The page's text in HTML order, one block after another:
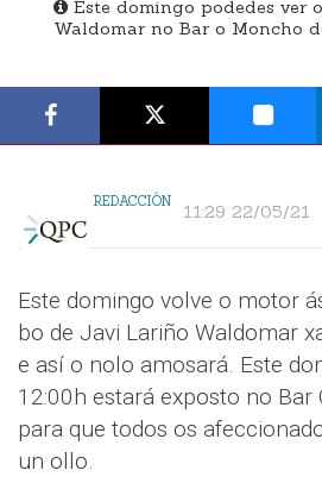
Este domingo podedes ver
Waldomar no Bar o Moncho
REDACCIÓN 11:29 22/05/21
Este domingo volve o motor
bo de Javi Lariño Waldomar
e así o nolo amosará. Este
12:00h estará exposto no Bar
para que todos os
un ollo.